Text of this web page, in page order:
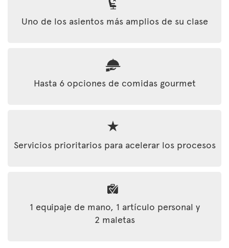
Uno de los asientos más amplios de su clase
Hasta 6 opciones de comidas gourmet
Servicios prioritarios para acelerar los procesos
1 equipaje de mano, 1 artículo personal y
2 maletas